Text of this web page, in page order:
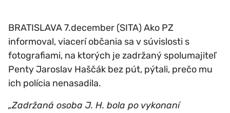
BRATISLAVA 7.december (SITA) Ako PZ
informoval, viacerí občania sa v súvislosti s
fotografiami, na ktorých je zadržaný spolumajiteľ
Penty Jaroslav Haščák bez pút, pýtali, prečo mu
ich polícia nenasadila.
„Zadržaná osoba J. H. bola po vykonaní